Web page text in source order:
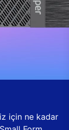
için ne kadar